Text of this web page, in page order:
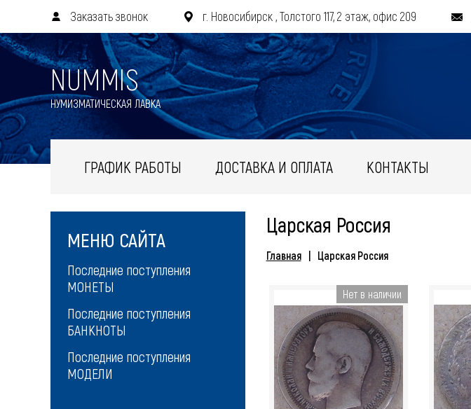
Заказать звонок г. Новосибирск , Толстого 117, 2 этаж, офис 209
NUMMIS
НУМИЗМАТИЧЕСКАЯ ЛАВКА
ГРАФИК РАБОТЫ ДОСТАВКА И ОПЛАТА КОНТАКТЫ
Царская Россия
Главная Царская Россия
Нет в наличии
МЕНЮ САЙТА
Последние поступления
МОНЕТЫ
Последние поступления
БАНКНОТЫ
Последние поступления
МОДЕЛИ